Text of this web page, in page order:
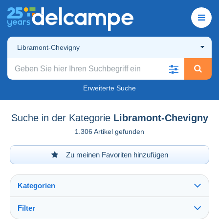
Libramont-Chevigny
Erweiterte Suche
Suche in der Kategorie Libramont-Chevigny
1.306 Artikel gefunden
Zu meinen Favoriten hinzufügen
Kategorien
Filter